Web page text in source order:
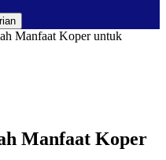
Manfaat Koper untuk
Manfaat Koper